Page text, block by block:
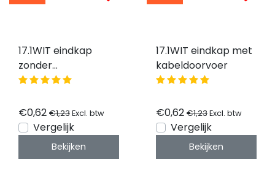
17.1WIT eindkap
zonder
kabeldoorvoer
€0,62 €1,23Excl. btw
Vergelijk
Bekijken
17.1WIT eindkap met
kabeldoorvoer
€0,62 €1,23Excl. btw
Vergelijk
Bekijken